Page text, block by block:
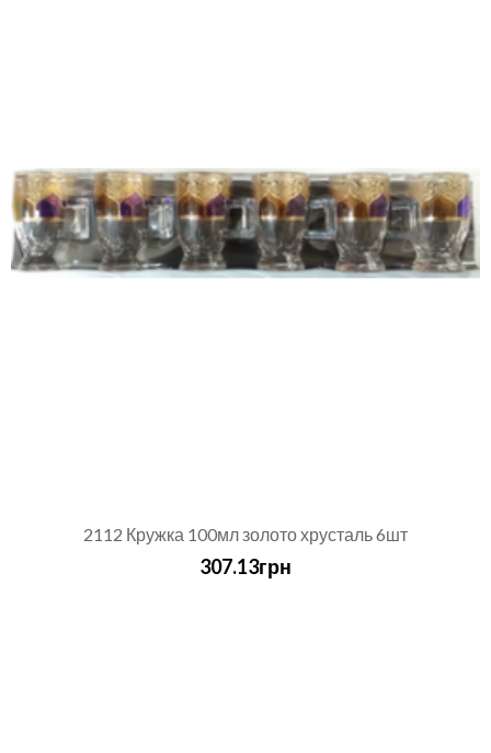
2112 Кружка 100мл золото хрусталь 6шт
307.13грн